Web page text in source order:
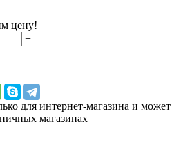
цену!
+
для интернет-магазина и может
магазинах